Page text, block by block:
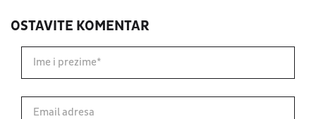
OSTAVITE KOMENTAR